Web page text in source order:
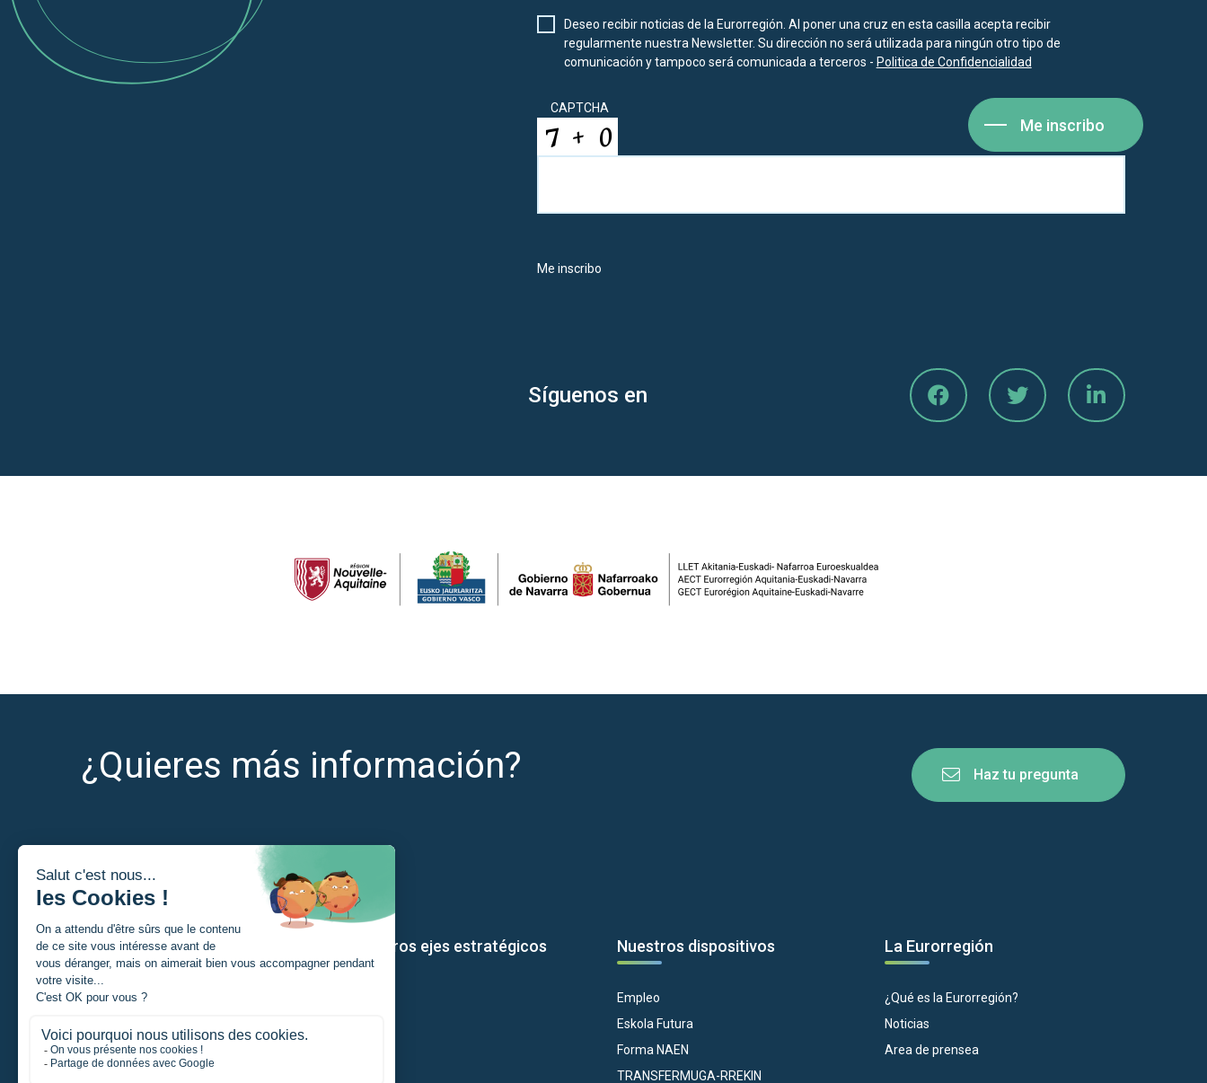
Deseo recibir noticias de la Eurorregión. Al poner una cruz en esta casilla acepta recibir
regularmente nuestra Newsletter. Su dirección no será utilizada para ningún otro tipo de
comunicación y tampoco será comunicada a terceros - Politica de Confidencialidad
CAPTCHA
Me inscribo
Me inscribo
Síguenos en
¿Quieres más información? Haz tu pregunta
Soy
Estudiante
Promotor de un proyecto
Nuestros ejes estratégicos Nuestros dispositivos
Empleo
Eskola Futura
Forma NAEN
TRANSFERMUGA-RREKIN
La Eurorregión
¿Qué es la Eurorregión?
Noticias
Area de prensea